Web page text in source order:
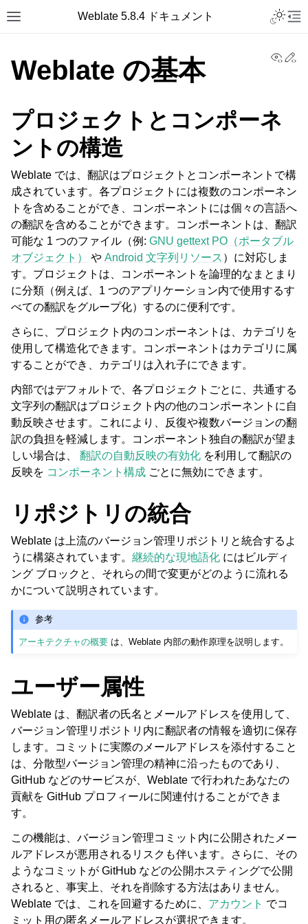
Toggle site navigation sidebar
Weblate 5.8.4 ドキュメント Toggle
navigation of 対応するファイル形式
navigation of 導入方法
Weblate の基本
プロジェクトとコンポーネ
ントの構造
Weblate では、翻訳はプロジェクトとコンポーネントで構
成されています。各プロジェクトには複数のコンポーネン
トを含めることができ、コンポーネントには個々の言語へ
の翻訳を含めることができます。コンポーネントは、翻訳
可能な 1 つのファイル（例: GNU gettext PO（ポータブル
オブジェクト）
や Android 文字列リソース ）に対応しま
す。プロジェクトは、コンポーネントを論理的なまとまり
に分類（例えば、1 つのアプリケーション内で使用するす
べての翻訳をグループ化）するのに便利です。
さらに、プロジェクト内のコンポーネントは、カテゴリを
使用して構造化できます。コンポーネントはカテゴリに属
することができ、カテゴリは入れ子にできます。
内部ではデフォルトで、各プロジェクトごとに、共通する
文字列の翻訳はプロジェクト内の他のコンポーネントに自
動反映させます。これにより、反復や複数バージョンの翻
訳の負担を軽減します。コンポーネント独自の翻訳が望ま
しい場合は、 翻訳の自動反映の有効化 を利用して翻訳の
反映を コンポーネント構成 ごとに無効にできます。
リポジトリの統合
Weblate は上流のバージョン管理リポジトリと統合するよ
うに構築されています。 継続的な現地語化 にはビルディ
ング ブロックと、それらの間で変更がどのように流れる
かについて説明されています。
参考
アーキテクチャの概要 は、Weblate 内部の動作原理を説明します。
ユーザー属性
Weblate は、翻訳者の氏名とメールアドレスを使用して、
バージョン管理リポジトリ内に翻訳者の情報を適切に保存
します。コミットに実際のメールアドレスを添付すること
は、分散型バージョン管理の精神に沿ったものであり、
GitHub などのサービスが、Weblate で行われたあなたの
貢献を GitHub プロフィールに関連付けることができま
す。
この機能は、バージョン管理コミット内に公開されたメー
ルアドレスが悪用されるリスクも伴います。さらに、その
ようなコミットが GitHub などの公開ホスティングで公開
されると、事実上、それを削除する方法はありません。
Weblate では、これを回避するために、 アカウント でコ
ミット用の匿名メールアドレスが選択できます。